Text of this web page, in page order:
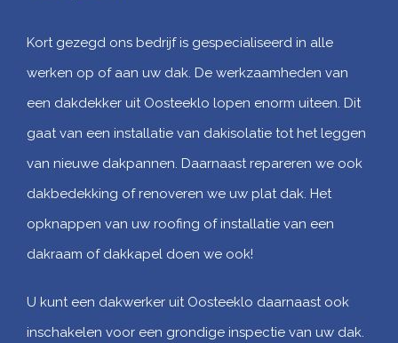
Kort gezegd ons bedrijf is gespecialiseerd in alle
werken op of aan uw dak. De werkzaamheden van
een dakdekker uit Oosteeklo lopen enorm uiteen. Dit
gaat van een installatie van dakisolatie tot het leggen
van nieuwe dakpannen. Daarnaast repareren we ook
dakbedekking of renoveren we uw plat dak. Het
opknappen van uw roofing of installatie van een
dakraam of dakkapel doen we ook!
U kunt een dakwerker uit Oosteeklo daarnaast ook
inschakelen voor een grondige inspectie van uw dak.